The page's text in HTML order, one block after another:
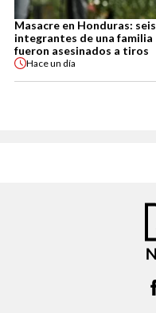
Masacre en Honduras: seis
integrantes de una familia
fueron asesinados a tiros
Haceun día